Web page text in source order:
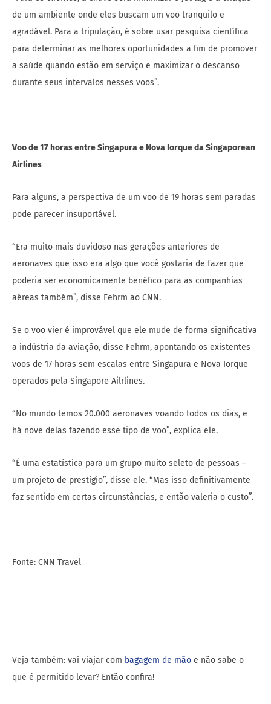
de um ambiente onde eles buscam um voo tranquilo e
agradável. Para a tripulação, é sobre usar pesquisa científica
para determinar as melhores oportunidades a fim de promover
a saúde quando estão em serviço e maximizar o descanso
durante seus intervalos nesses voos”.
Voo de 17 horas entre Singapura e Nova Iorque da Singaporean
Airlines
Para alguns, a perspectiva de um voo de 19 horas sem paradas
pode parecer insuportável.
“Era muito mais duvidoso nas gerações anteriores de
aeronaves que isso era algo que você gostaria de fazer que
poderia ser economicamente benéfico para as companhias
aéreas também”, disse Fehrm ao CNN.
Se o voo vier é improvável que ele mude de forma significativa
a indústria da aviação, disse Fehrm, apontando os existentes
voos de 17 horas sem escalas entre Singapura e Nova Iorque
operados pela Singapore Ailrlines.
“No mundo temos 20.000 aeronaves voando todos os dias, e
há nove delas fazendo esse tipo de voo”, explica ele.
“É uma estatística para um grupo muito seleto de pessoas –
um projeto de prestígio”, disse ele. “Mas isso definitivamente
faz sentido em certas circunstâncias, e então valeria o custo”.
Fonte: CNN Travel
Veja também: vai viajar com bagagem de mão e não sabe o
que é permitido levar? Então confira!